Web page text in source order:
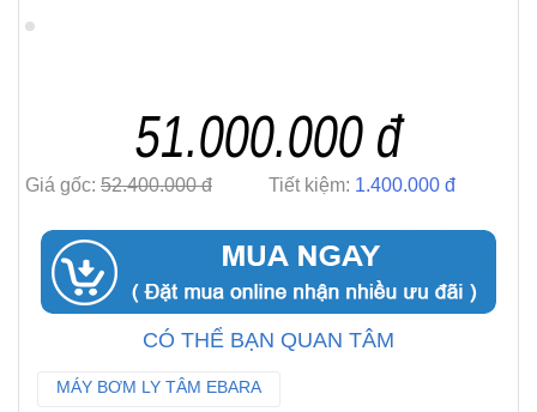
51.000.000 đ
Giá gốc: 52.400.000 đ Tiết kiệm: 1.400.000 đ
CÓ THỂ BẠN QUAN TÂM
MÁY BƠM LY TÂM EBARA